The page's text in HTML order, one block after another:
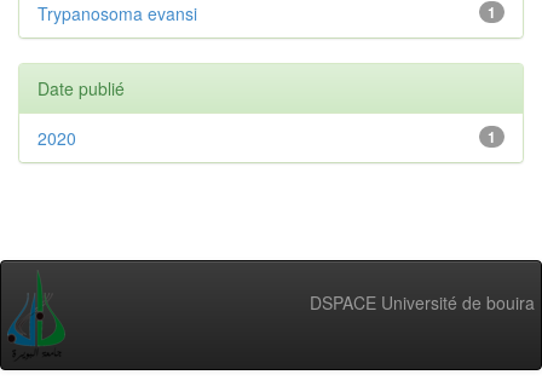
1
Trypanosoma evansi
Date publié
1
2020
DSPACE Université de bouira